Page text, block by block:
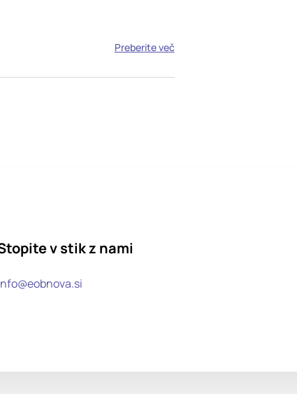
Preberite več
v stik z nami